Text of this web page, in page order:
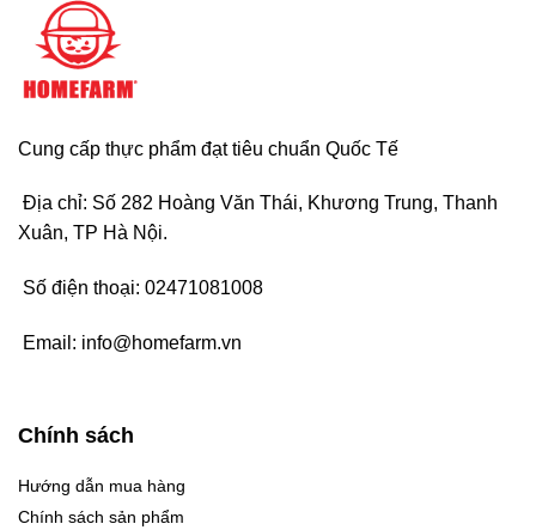
Cung cấp thực phẩm đạt tiêu chuẩn Quốc Tế
Địa chỉ: Số 282 Hoàng Văn Thái, Khương Trung, Thanh
Xuân, TP Hà Nội.
Số điện thoại: 02471081008
Email: info@homefarm.vn
Chính sách
Hướng dẫn mua hàng
Chính sách sản phẩm